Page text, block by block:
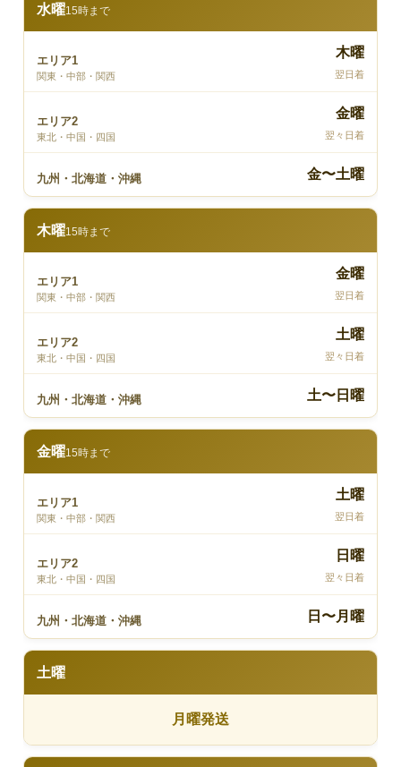
水曜15時まで
エリア1
関東・中部・関西
木曜
翌日着
エリア2
東北・中国・四国
金曜
翌々日着
九州・北海道・沖縄 金〜土曜
木曜15時まで
エリア1
関東・中部・関西
金曜
翌日着
エリア2
東北・中国・四国
土曜
翌々日着
九州・北海道・沖縄 土〜日曜
金曜15時まで
エリア1
関東・中部・関西
土曜
翌日着
エリア2
東北・中国・四国
日曜
翌々日着
九州・北海道・沖縄 日〜月曜
土曜
月曜発送